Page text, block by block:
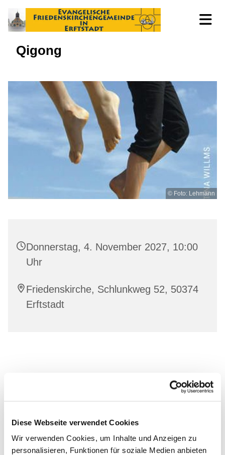
Diese Webseite verwendet Cookies
Wir verwenden Cookies, um Inhalte und Anzeigen zu
personalisieren, Funktionen für soziale Medien anbieten
Qigong
© Foto: Lehmann
Donnerstag, 4. November 2027, 10:00
Uhr
Friedenskirche, Schlunkweg 52, 50374
Erftstadt